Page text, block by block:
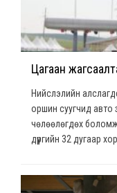
Цагаан жагсаалтад
Нийслэлийн
оршин суугчид авто
чөлөөлөгдөх
дүүргийн 32 дугаар